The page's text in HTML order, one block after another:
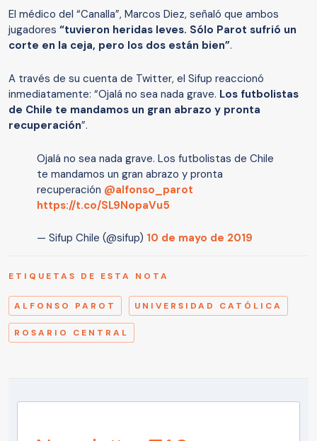
El médico del “Canalla”, Marcos Diez, señaló que ambos
jugadores “tuvieron heridas leves. Sólo Parot sufrió un
corte en la ceja, pero los dos están bien”.
A través de su cuenta de Twitter, el Sifup reaccionó
inmediatamente: “Ojalá no sea nada grave. Los futbolistas
de Chile te mandamos un gran abrazo y pronta
recuperación”.
Ojalá no sea nada grave. Los futbolistas de Chile
te mandamos un gran abrazo y pronta
recuperación @alfonso_parot
https://t.co/SL9NopaVu5
— Sifup Chile (@sifup) 10 de mayo de 2019
ETIQUETAS DE ESTA NOTA
ALFONSO PAROT UNIVERSIDAD CATÓLICA
ROSARIO CENTRAL